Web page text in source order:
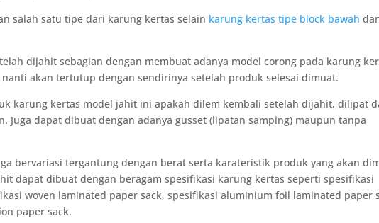
salah satu tipe dari karung kertas selain karung kertas tipe block bawah
dijahit sebagian dengan membuat adanya model corong pada karung
akan tertutup dengan sendirinya setelah produk selesai dimuat.
karung kertas model jahit ini apakah dilem kembali setelah dijahit, dilipat
Juga dapat dibuat dengan adanya gusset (lipatan samping) maupun tanpa
bervariasi tergantung dengan berat serta karateristik produk yang akan
dapat dibuat dengan beragam spesifikasi karung kertas seperti spesifikasi
woven laminated paper sack, spesifikasi aluminium foil laminated paper
paper sack.